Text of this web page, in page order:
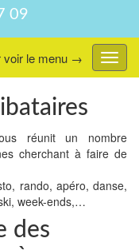
09
menu
voir le menu →
réunit un nombre
cherchant à faire de
rando, apéro, danse,
week-ends,…
des